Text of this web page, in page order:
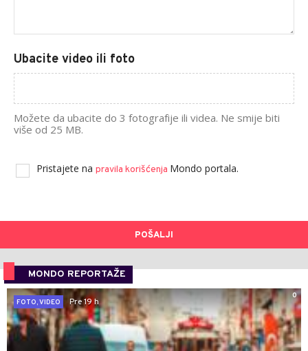
Ubacite video ili foto
Možete da ubacite do 3 fotografije ili videa. Ne smije biti
više od 25 MB.
Pristajete na pravila korišćenja Mondo portala.
POŠALJI
MONDO REPORTAŽE
0
FOTO, VIDEO
Pre 19 h